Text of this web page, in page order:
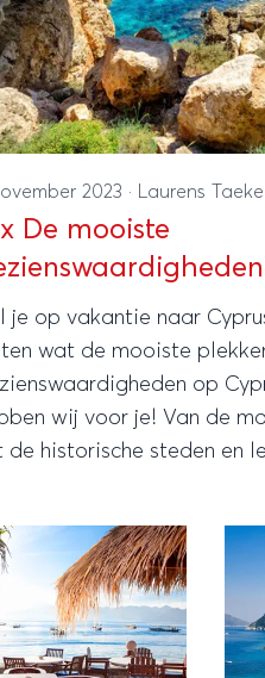
2023 · Laurens
De mooiste
je op vakantie naar
wat de mooiste
op
wij voor je! Van de
de historische steden en